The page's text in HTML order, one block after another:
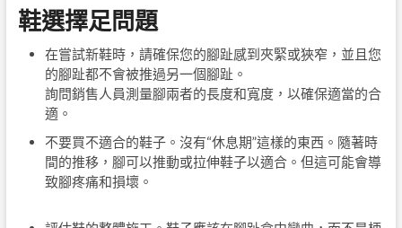
鞋選擇足問題
在嘗試新鞋時，請確保您的腳趾感到夾緊或狹窄，並且您
的腳趾都不會被推過另一個腳趾。
詢問銷售人員測量腳兩者的長度和寬度，以確保適當的合
適。
不要買不適合的鞋子。沒有“休息期”這樣的東西。隨著時
間的推移，腳可以推動或拉伸鞋子以適合。但這可能會導
致腳疼痛和損壞。